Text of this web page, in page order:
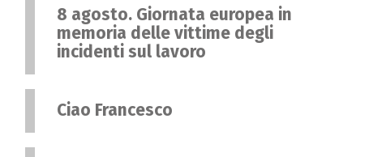
8 agosto. Giornata europea in
memoria delle vittime degli
incidenti sul lavoro
Ciao Francesco